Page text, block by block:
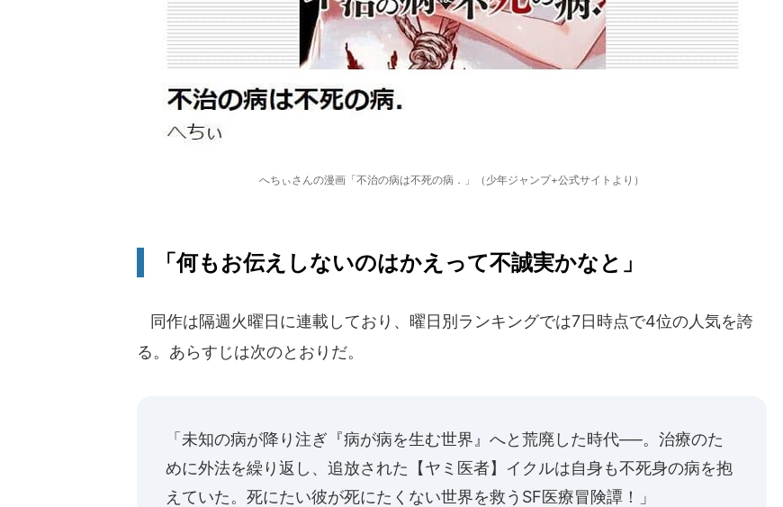
へちぃさんの漫画「不治の病は不死の病．」（少年ジャンプ+公式サイトより）
「何もお伝えしないのはかえって不誠実かなと」
同作は隔週火曜日に連載しており、曜日別ランキングでは7日時点で4位の人気を誇
る。あらすじは次のとおりだ。
「未知の病が降り注ぎ『病が病を生む世界』へと荒廃した時代──。治療のた
めに外法を繰り返し、追放された【ヤミ医者】イクルは自身も不死身の病を抱
えていた。死にたい彼が死にたくない世界を救うSF医療冒険譚！」